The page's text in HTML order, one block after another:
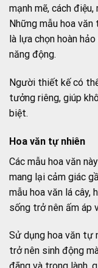
mạnh mẽ, cách
Những mẫu hoa
là lựa chọn hoàn
năng động.
Người thiết kế có
tưởng riêng, giúp
biệt.
Hoa văn tự nhiên
Các mẫu hoa văn
mang lại cảm giác
mẫu hoa văn lá cây,
sống trở nên ấm áp
Sử dụng hoa văn tự
trở nên sinh động